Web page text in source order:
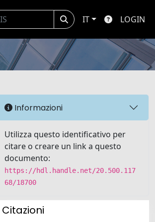
IT LOGIN
Informazioni
Utilizza questo identificativo per
citare o creare un link a questo
documento:
https://hdl.handle.net/20.500.117
68/18700
Citazioni